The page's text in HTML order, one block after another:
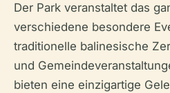
Der Park veranstaltet das
verschiedene besondere
traditionelle balinesische
und
bieten eine einzigartige